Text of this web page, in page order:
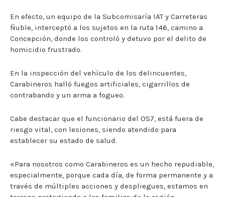
En efecto, un equipo de la Subcomisaría IAT y Carreteras
Ñuble, interceptó a los sujetos en la ruta 146, camino a
Concepción, donde los controló y detuvo por el delito de
homicidio frustrado.
En la inspección del vehículo de los delincuentes,
Carabineros halló fuegos artificiales, cigarrillos de
contrabando y un arma a fogueo.
Cabe destacar que el funcionario del OS7, está fuera de
riesgo vital, con lesiones, siendo atendido para
establecer su estado de salud.
«Para nosotros como Carabineros es un hecho repudiable,
especialmente, porque cada día, de forma permanente y a
través de múltiples acciones y despliegues, estamos en